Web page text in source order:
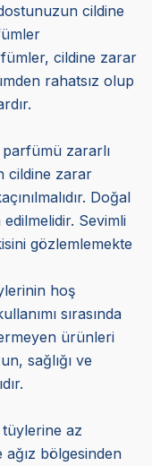
cildine
cildine zarar
rahatsız olup
parfümü zararlı
cildine zarar
Doğal
Sevimli
gözlemlemekte
hoş
sırasında
ürünleri
sağlığı ve
tüylerine az
ağız bölgesinden